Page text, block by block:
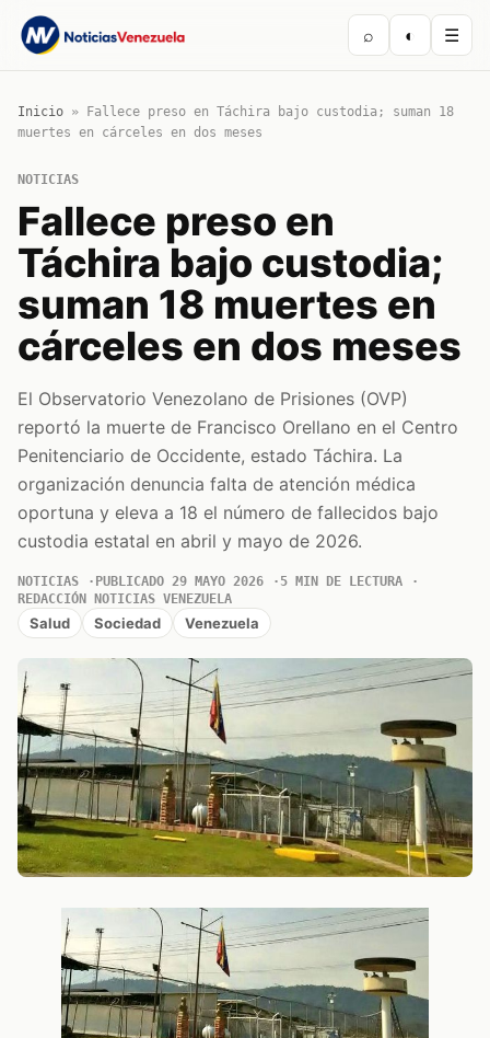
⌕ ◐ ☰
Inicio »
Fallece preso en Táchira bajo custodia; suman 18
muertes en cárceles en dos meses
NOTICIAS
Fallece preso en
Táchira bajo custodia;
suman 18 muertes en
cárceles en dos meses
El Observatorio Venezolano de Prisiones (OVP)
reportó la muerte de Francisco Orellano en el Centro
Penitenciario de Occidente, estado Táchira. La
organización denuncia falta de atención médica
oportuna y eleva a 18 el número de fallecidos bajo
custodia estatal en abril y mayo de 2026.
NOTICIAS PUBLICADO 29 MAYO 2026
5 MIN DE LECTURA
REDACCIÓN NOTICIAS VENEZUELA
Salud Sociedad Venezuela